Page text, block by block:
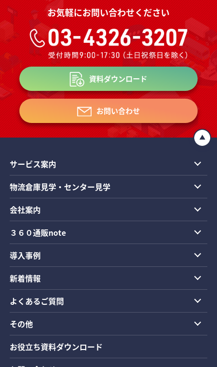
お気軽にお問い合わせください
資料ダウンロード
お問い合わせ
サービス案内
物流倉庫見学・センター見学
会社案内
３６０通販note
導入事例
新着情報
よくあるご質問
その他
お役立ち資料ダウンロード